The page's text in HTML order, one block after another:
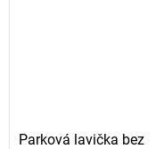
Parková lavička bez